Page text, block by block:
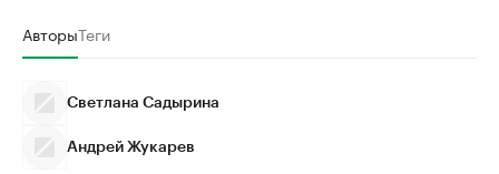
АвторыТеги
Светлана Садырина
Андрей Жукарев